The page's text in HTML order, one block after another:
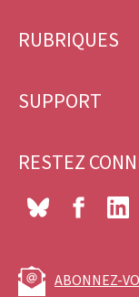
Pied
page
RUBRIQUES
SUPPORT
RESTEZ
Bluesky Facebook
ABONNEZ-